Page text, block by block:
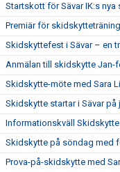
Startskott för Sävar IK:s
Premiär för
Skidskyttefest i Sävar – en
Anmälan till skidskytte Jan-
Skidskytte-möte med Sara
Skidskytte startar i Sävar på
Informationskväll
Skidskytte på söndag med
Prova-på-skidskytte med